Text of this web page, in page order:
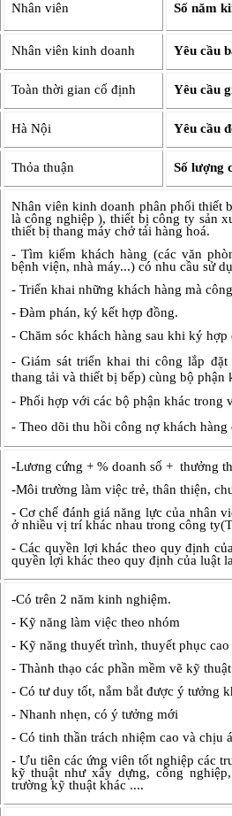
Nhân viên Số năm
Nhân viên kinh doanh Yêu cầu
Toàn thời gian cố định Yêu cầu
Hà Nội Yêu cầu
Thỏa thuận Số lượng
Nhân viên kinh doanh phân phối thiết
là công nghiệp ), thiết bị công ty sản
thiết bị thang máy chở tải hàng hoá.
- Tìm kiếm khách hàng (các văn
bệnh viện, nhà máy...) có nhu cầu sử
- Triển khai những khách hàng mà
- Đàm phán, ký kết hợp đồng.
- Chăm sóc khách hàng sau khi ký hợp
- Giám sát triển khai thi công lắp đặt
thang tải và thiết bị bếp)cùng bộ phận
- Phối hợp với các bộ phận khác trong
- Theo dõi thu hồi công nợ khách hàng
-Lương cứng + % doanh số + thưởng
-Môi trường làm việc trẻ, thân thiện,
- Cơ chế đánh giá năng lực của nhân
ở nhiều vị trí khác nhau trong công
- Các quyền lợi khác theo quy định
quyền lợi khác theo quy định của luật
-Có trên 2 năm kinh nghiệm.
- Kỹ năng làm việc theo nhóm
- Kỹ năng thuyết trình, thuyết phục cao
- Thành thạo các phần mềm vẽ kỹ
- Có tư duy tốt, nắm bắt được ý tưởng
- Nhanh nhẹn, có ý tưởng mới
- Có tinh thần trách nhiệm cao và chịu
- Ưu tiên các ứng viên tốt nghiệp các
kỹ thuật như xây dựng, công
trường kỹ thuật khác ....